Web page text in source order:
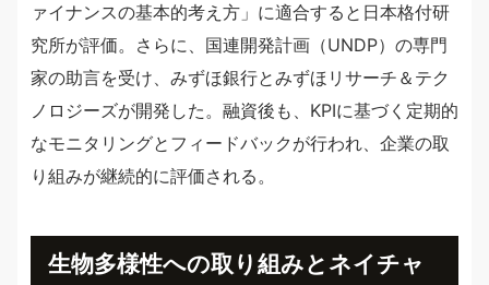
ァイナンスの基本的考え方」に適合すると日本格付研
究所が評価。さらに、国連開発計画（UNDP）の専門
家の助言を受け、みずほ銀行とみずほリサーチ＆テク
ノロジーズが開発した。融資後も、KPIに基づく定期的
なモニタリングとフィードバックが行われ、企業の取
り組みが継続的に評価される。
生物多様性への取り組みとネイチャ